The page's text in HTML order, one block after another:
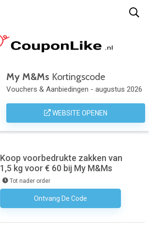
My M&Ms Kortingscode
Vouchers & Aanbiedingen - augustus 2026
WEBSITE OPENEN
Koop voorbedrukte zakken van
1,5 kg voor € 60 bij My M&Ms
Tot nader order
Ontvang De CodeGeen Code Nodig